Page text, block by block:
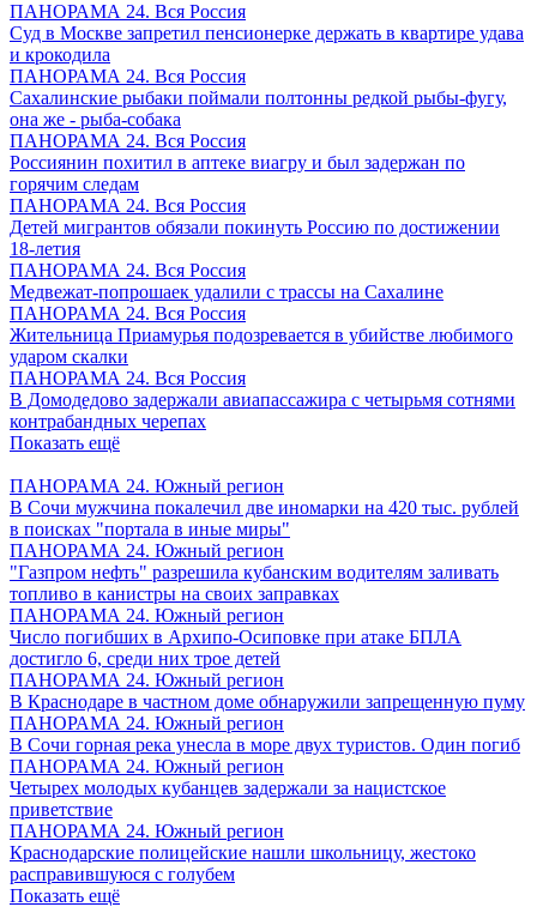
ПАНОРАМА 24. Вся Россия
Суд в Москве запретил пенсионерке держать в квартире удава
и крокодила
ПАНОРАМА 24. Вся Россия
Сахалинские рыбаки поймали полтонны редкой рыбы-фугу,
она же - рыба-собака
ПАНОРАМА 24. Вся Россия
Россиянин похитил в аптеке виагру и был задержан по
горячим следам
ПАНОРАМА 24. Вся Россия
Детей мигрантов обязали покинуть Россию по достижении
18-летия
ПАНОРАМА 24. Вся Россия
Медвежат-попрошаек удалили с трассы на Сахалине
ПАНОРАМА 24. Вся Россия
Жительница Приамурья подозревается в убийстве любимого
ударом скалки
ПАНОРАМА 24. Вся Россия
В Домодедово задержали авиапассажира с четырьмя сотнями
контрабандных черепах
Показать ещё
ПАНОРАМА 24. Южный регион
В Сочи мужчина покалечил две иномарки на 420 тыс. рублей
в поисках "портала в иные миры"
ПАНОРАМА 24. Южный регион
"Газпром нефть" разрешила кубанским водителям заливать
топливо в канистры на своих заправках
ПАНОРАМА 24. Южный регион
Число погибших в Архипо-Осиповке при атаке БПЛА
достигло 6, среди них трое детей
ПАНОРАМА 24. Южный регион
В Краснодаре в частном доме обнаружили запрещенную пуму
ПАНОРАМА 24. Южный регион
В Сочи горная река унесла в море двух туристов. Один погиб
ПАНОРАМА 24. Южный регион
Четырех молодых кубанцев задержали за нацистское
приветствие
ПАНОРАМА 24. Южный регион
Краснодарские полицейские нашли школьницу, жестоко
расправившуюся с голубем
Показать ещё